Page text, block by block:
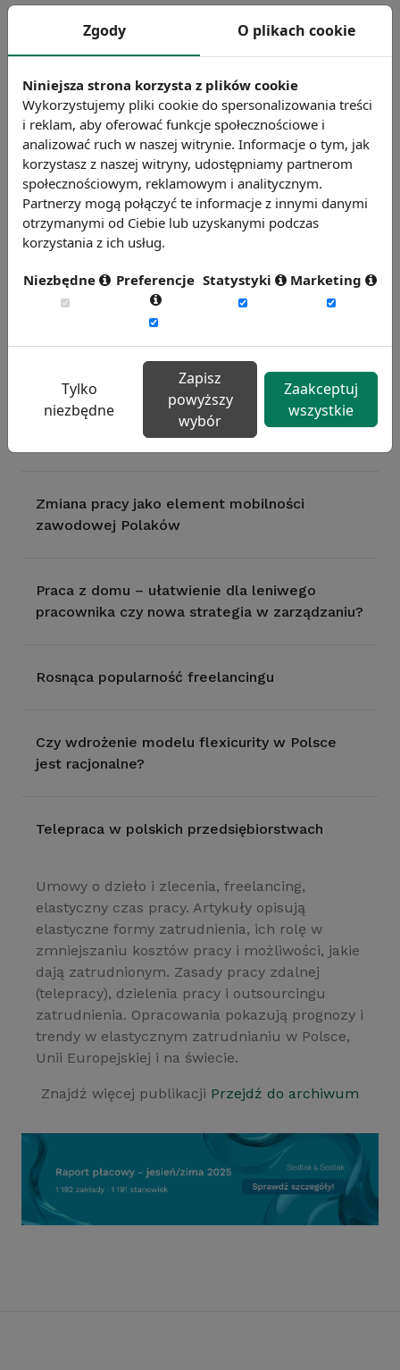
Mniejsze zainteresowanie pracą w
nadgodzinach
Absolwenci informatyki w krajach Unii
Europejskiej i w Polsce
Doradztwo edukacyjno-zawodowe w szkołach
Nowa klasa prekariatu
Sytuacja zawodowa kobiet – podstawowe
Zmiana pracy jako element mobilności
zawodowej Polaków
Praca z domu – ułatwienie dla leniwego
pracownika czy nowa strategia w zarządzaniu?
Rosnąca popularność freelancingu
Czy wdrożenie modelu flexicurity w Polsce
jest racjonalne?
Telepraca w polskich przedsiębiorstwach
Umowy o dzieło i zlecenia, freelancing,
elastyczny czas pracy. Artykuły opisują
elastyczne formy zatrudnienia, ich rolę w
zmniejszaniu kosztów pracy i możliwości, jakie
dają zatrudnionym. Zasady pracy zdalnej
(telepracy), dzielenia pracy i outsourcingu
zatrudnienia. Opracowania pokazują prognozy i
trendy w elastycznym zatrudnianiu w Polsce,
Unii Europejskiej i na świecie.
Znajdź więcej publikacji Przejdź do archiwum
Zgody O plikach cookie
Niniejsza strona korzysta z plików cookie
Wykorzystujemy pliki cookie do spersonalizowania treści
i reklam, aby oferować funkcje społecznościowe i
analizować ruch w naszej witrynie. Informacje o tym, jak
korzystasz z naszej witryny, udostępniamy partnerom
społecznościowym, reklamowym i analitycznym.
Partnerzy mogą połączyć te informacje z innymi danymi
otrzymanymi od Ciebie lub uzyskanymi podczas
korzystania z ich usług.
Niezbędne Preferencje Statystyki Marketing
Tylko
niezbędne
Zapisz
powyższy
wybór
Zaakceptuj
wszystkie